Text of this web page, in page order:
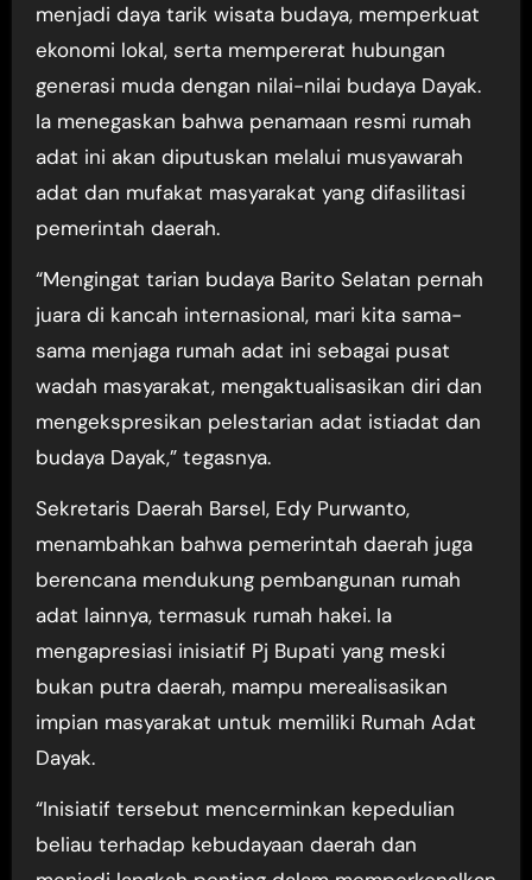
menjadi daya tarik wisata budaya, memperkuat
ekonomi lokal, serta mempererat hubungan
generasi muda dengan nilai-nilai budaya Dayak.
Ia menegaskan bahwa penamaan resmi rumah
adat ini akan diputuskan melalui musyawarah
adat dan mufakat masyarakat yang difasilitasi
pemerintah daerah.
“Mengingat tarian budaya Barito Selatan pernah
juara di kancah internasional, mari kita sama-
sama menjaga rumah adat ini sebagai pusat
wadah masyarakat, mengaktualisasikan diri dan
mengekspresikan pelestarian adat istiadat dan
budaya Dayak,” tegasnya.
Sekretaris Daerah Barsel, Edy Purwanto,
menambahkan bahwa pemerintah daerah juga
berencana mendukung pembangunan rumah
adat lainnya, termasuk rumah hakei. Ia
mengapresiasi inisiatif Pj Bupati yang meski
bukan putra daerah, mampu merealisasikan
impian masyarakat untuk memiliki Rumah Adat
Dayak.
“Inisiatif tersebut mencerminkan kepedulian
beliau terhadap kebudayaan daerah dan